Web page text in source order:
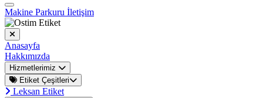
Makine Parkuru İletişim
Anasayfa
Hakkımızda
Hizmetlerimiz
Etiket Çeşitleri
Leksan Etiket